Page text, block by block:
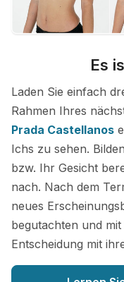
Es
Laden Sie einfach
Rahmen Ihres
Prada Castellanos
Ichs zu sehen.
bzw. Ihr Gesicht
nach. Nach dem
neues
begutachten und
Entscheidung mit